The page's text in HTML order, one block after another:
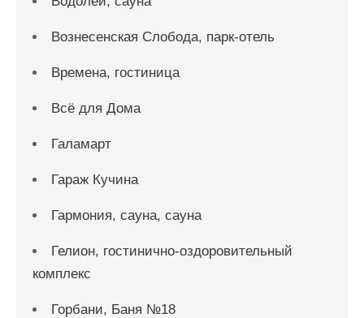
Вознесенская Слобода, парк-отель
Времена, гостиница
Всё для Дома
Галамарт
Гараж Кучина
Гармония, сауна, сауна
Гелион, гостинично-оздоровительный
комплекс
Горбани, Баня №18